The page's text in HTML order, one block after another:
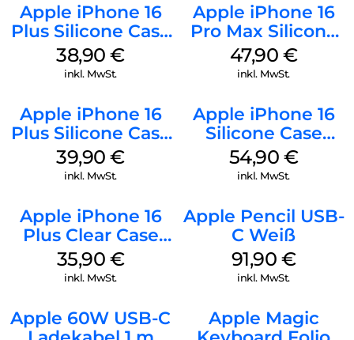
Apple iPhone 16
Plus Silicone Case
MagSafe Denim
38,90€
inkl. MwSt.
Apple iPhone 16
Pro Max Silicone
Case MagSafe
Black
47,90 €
inkl. MwSt.
Apple iPhone 16
Plus Silicone Case
MagSafe Plum
39,90€
inkl. MwSt.
Apple iPhone 16
Silicone Case
MagSafe Lake
Green
54,90 €
inkl. MwSt.
Apple iPhone 16
Plus Clear Case
MagSafe
Transparent
35,90 €
inkl. MwSt.
Apple Pencil USB-
C Weiß
91,90 €
inkl. MwSt.
Apple 60W USB-C
Apple Magic